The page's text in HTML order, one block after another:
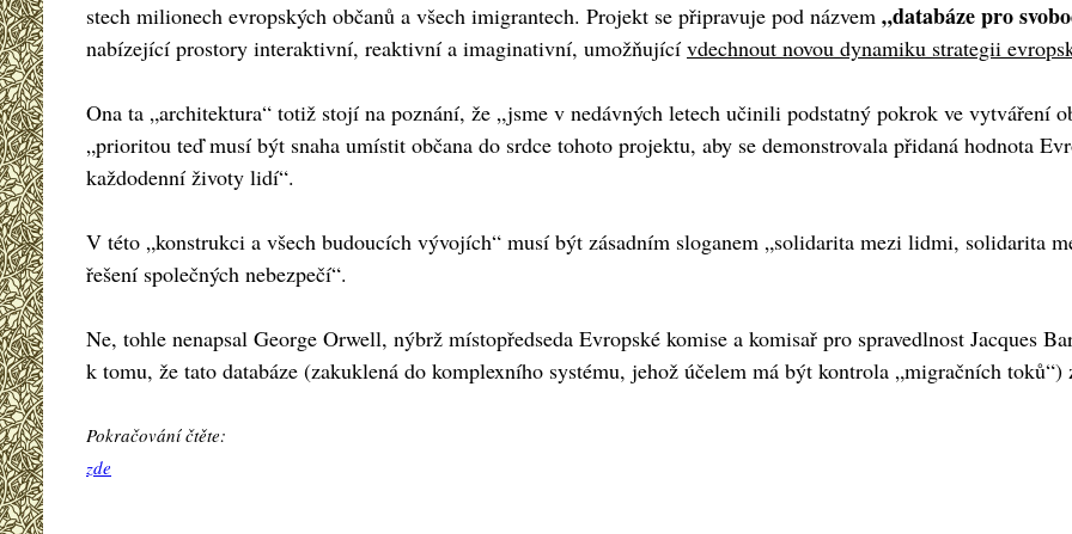
stech milionech evropských občanů a všech imigrantech. Projekt se připravuje pod názvem „databáze pro
nabízející prostory interaktivní, reaktivní a imaginativní, umožňující vdechnout novou dynamiku strategii
Ona ta „architektura“ totiž stojí na poznání, že „jsme v nedávných letech učinili podstatný pokrok ve vytváření
„prioritou teď musí být snaha umístit občana do srdce tohoto projektu, aby se demonstrovala přidaná hodnota
každodenní životy lidí“.
V této „konstrukci a všech budoucích vývojích“ musí být zásadním sloganem „solidarita mezi lidmi, solidarita
řešení společných nebezpečí“.
Ne, tohle nenapsal George Orwell, nýbrž místopředseda Evropské komise a komisař pro spravedlnost Jacques
k tomu, že tato databáze (zakuklená do komplexního systému, jehož účelem má být kontrola „migračních
Pokračování čtěte:
zde